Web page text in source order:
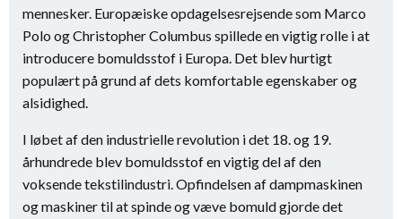
mennesker. Europæiske opdagelsesrejsende som Marco
Polo og Christopher Columbus spillede en vigtig rolle i at
introducere bomuldsstof i Europa. Det blev hurtigt
populært på grund af dets komfortable egenskaber og
alsidighed.
I løbet af den industrielle revolution i det 18. og 19.
århundrede blev bomuldsstof en vigtig del af den
voksende tekstilindustri. Opfindelsen af ​​dampmaskinen
og maskiner til at spinde og væve bomuld gjorde det